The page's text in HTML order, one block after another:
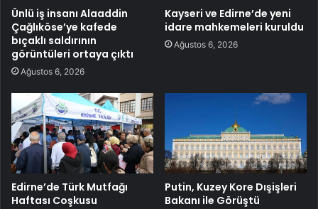
Ünlü iş insanı Alaaddin
Çağlıköse’ye kafede
bıçaklı saldırının
görüntüleri ortaya çıktı
Ağustos 6, 2026
Kayseri ve Edirne’de yeni
idare mahkemeleri kuruldu
Ağustos 6, 2026
Edirne’de Türk Mutfağı
Haftası Coşkusu
Putin, Kuzey Kore Dışişleri
Bakanı ile Görüştü